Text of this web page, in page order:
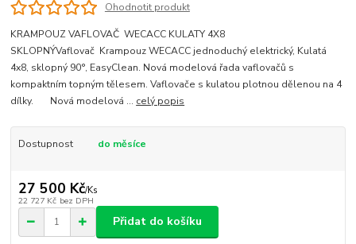
Ohodnotit produkt
KRAMPOUZ VAFLOVAČ WECACC KULATY 4X8
SKLOPNÝVaflovač Krampouz WECACC jednoduchý elektrický, Kulatá
4x8, sklopný 90°, EasyClean. Nová modelová řada vaflovačů s
kompaktním topným tělesem. Vaflovače s kulatou plotnou dělenou na 4
dílky. Nová modelová ... celý popis
Dostupnost do měsíce
27 500 Kč/Ks
22 727 Kč bez DPH
Přidat do košíku